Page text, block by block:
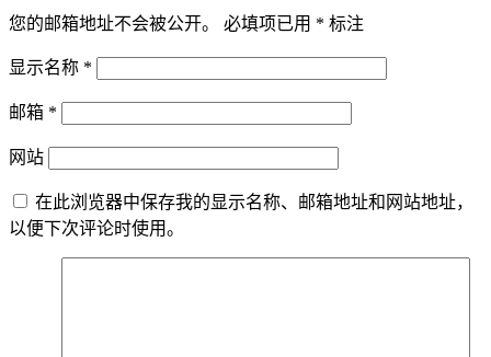
导
航
您的邮箱地址不会被公开。 必填项已用 * 标注
显示名称 *
邮箱 *
网站
在此浏览器中保存我的显示名称、邮箱地址和网站地址，
以便下次评论时使用。